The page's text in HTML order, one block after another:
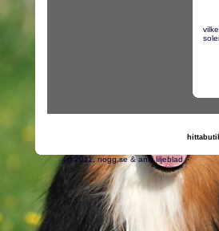
(c) 2011, nogg.se &